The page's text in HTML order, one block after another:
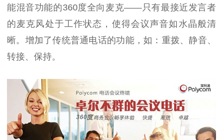
能混音功能的360度全向麦克——只有最接近发言者
的麦克风处于工作状态，使得会议声音如水晶般清
晰。增加了传统普通电话的功能，如：重拨、静音、
转接、保持。